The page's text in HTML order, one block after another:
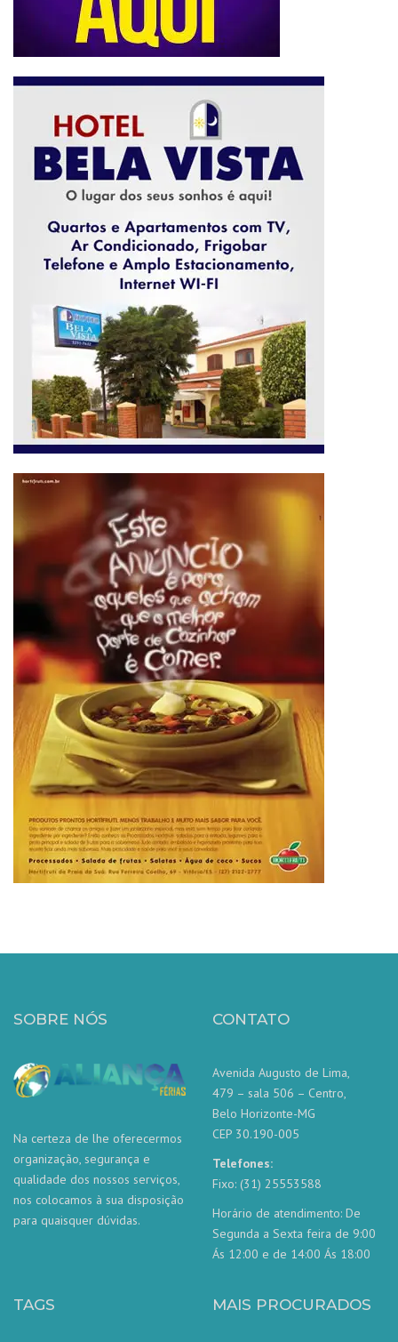
SOBRE NÓS
Na certeza de lhe oferecermos
organização, segurança e
qualidade dos nossos serviços,
nos colocamos à sua disposição
para quaisquer dúvidas.
CONTATO
Avenida Augusto de Lima,
479 – sala 506 – Centro,
Belo Horizonte-MG
CEP 30.190-005
Telefones:
Fixo: (31) 25553588
Horário de atendimento: De
Segunda a Sexta feira de 9:00
Ás 12:00 e de 14:00 Ás 18:00
TAGS MAIS PROCURADOS